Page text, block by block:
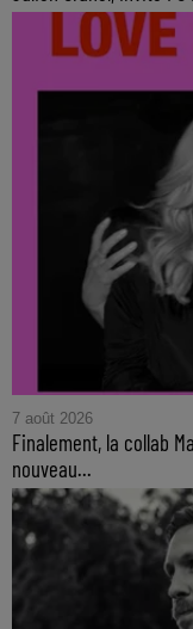
7 août 2026
Finalement, la collab
nouveau...